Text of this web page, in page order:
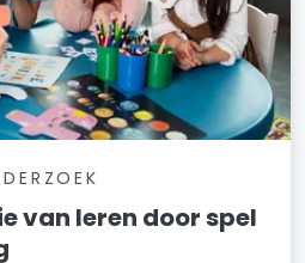
van leren door spel